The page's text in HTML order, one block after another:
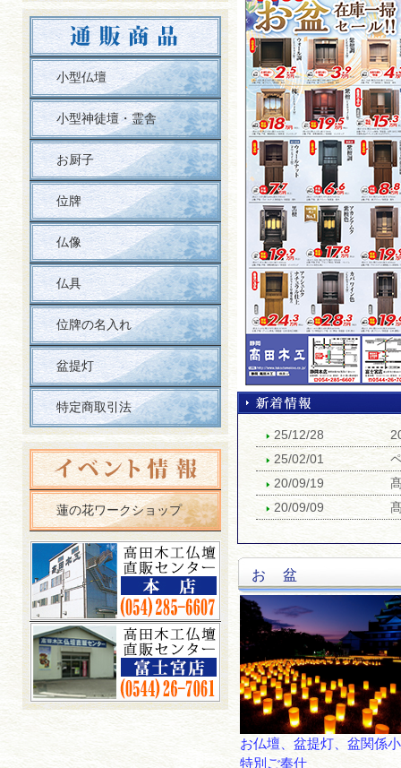
25/12/28
25/02/01
20/09/19
20/09/09
お 盆
お仏壇、盆提灯、盆関
特別ご奉仕
小型仏壇
小型神徒壇・霊舎
お厨子
位牌
仏像
仏具
位牌の名入れ
盆提灯
特定商取引法
蓮の花ワークショップ